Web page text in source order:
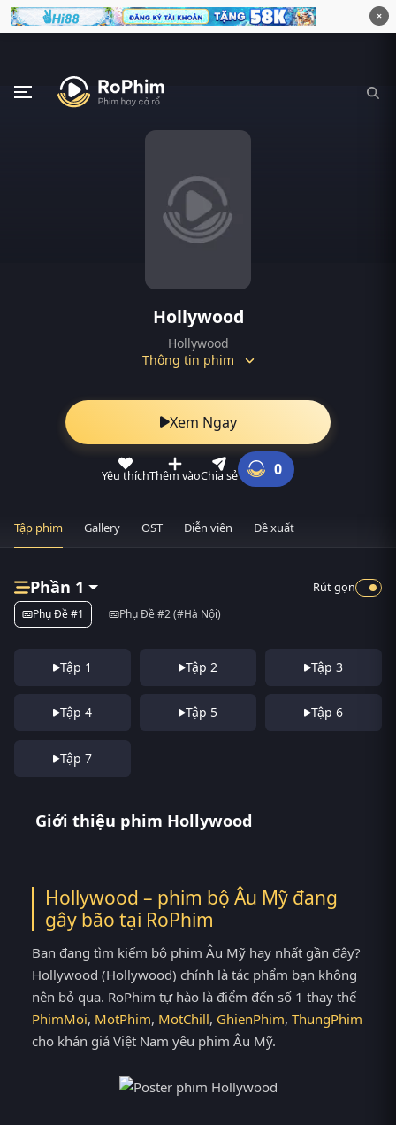
×
Hollywood
Hollywood
Thông tin phim
Xem Ngay
Yêu thíchThêm vàoChia sẻ 0
Tập phim Gallery OST Diễn viên Đề xuất
Phần 1
Phụ Đề #1 Phụ Đề #2 (#Hà Nội)
Rút gọn
Tập 1 Tập 2 Tập 3
Tập 4 Tập 5 Tập 6
Tập 7
Giới thiệu phim Hollywood
Hollywood – phim bộ Âu Mỹ đang
gây bão tại RoPhim
Bạn đang tìm kiếm bộ phim Âu Mỹ hay nhất gần đây?
Hollywood (Hollywood) chính là tác phẩm bạn không
nên bỏ qua. RoPhim tự hào là điểm đến số 1 thay thế
PhimMoi, MotPhim, MotChill, GhienPhim, ThungPhim
cho khán giả Việt Nam yêu phim Âu Mỹ.